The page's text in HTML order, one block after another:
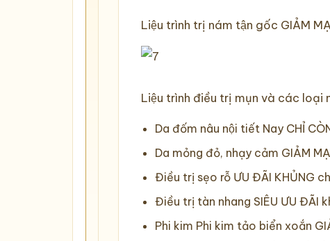
KHOẢNH
Liệu trình trị nám tận gốc GIẢM
Liệu trình điều trị mụn và các loại
Da đốm nâu nội tiết Nay CHỈ
Da mỏng đỏ, nhạy cảm GIẢM
Điều trị sẹo rỗ ƯU ĐÃI KHỦNG
Điều trị tàn nhang SIÊU ƯU ĐÃI
Phi kim Phi kim tảo biển xoắn